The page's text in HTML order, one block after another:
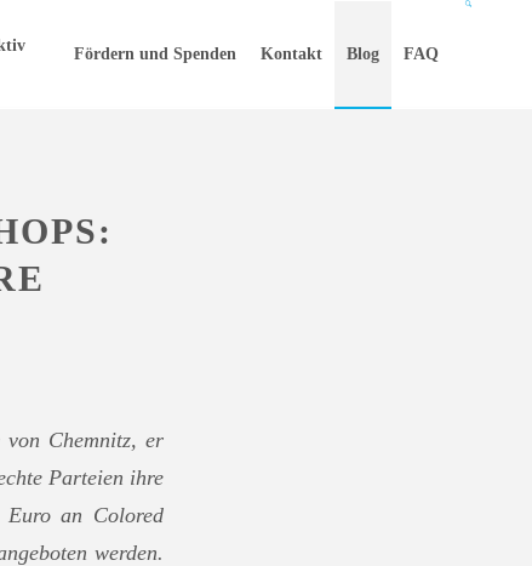
Fördern und Spenden Kontakt Blog FAQ
Chemnitz, er
Parteien ihre
an Colored
werden.